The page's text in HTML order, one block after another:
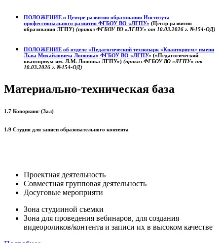
ПОЛОЖЕНИЕ о Центре развития образования Института
профессионального развития ФГБОУ ВО «ЛГПУ» (Центр развития
образования ЛГПУ) (приказ ФГБОУ ВО «ЛГПУ» от 10.03.2026 г. №154-ОД)
ПОЛОЖЕНИЕ об отделе «Педагогический технопарк «Кванториум» имени
Льва Михайловича Лоповка» ФГБОУ ВО «ЛГПУ» («Педагогический
кванториум им. Л.М. Лоповка ЛГПУ») (приказ ФГБОУ ВО «ЛГПУ» от
10.03.2026 г. №154-ОД)
Материально-техническая база
1.7 Коворкинг (Зал)
1.9 Студия для записи образовательного контента
Проектная деятельность
Совместная групповая деятельность
Досуговые мероприяти
Зона студииной съемки
Зона для проведения вебинаров, для создания
видеороликов/контента и записи их в высоком качестве